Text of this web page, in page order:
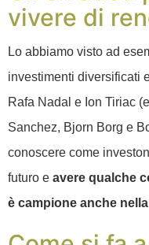
vivere di
Lo abbiamo visto ad
investimenti diversificati
Rafa Nadal e Ion Tiriac
Sanchez, Bjorn Borg e
conoscere come
futuro e avere qualche
è campione anche